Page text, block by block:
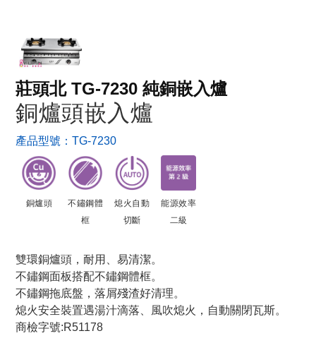
莊頭北 TG-7230 純銅嵌入爐
銅爐頭嵌入爐
產品型號：TG-7230
銅爐頭
不鏽鋼體
框
熄火自動
切斷
能源效率
二級
雙環銅爐頭，耐用、易清潔。
不鏽鋼面板搭配不鏽鋼體框。
不鏽鋼拖底盤，落屑殘渣好清理。
熄火安全裝置遇湯汁滴落、風吹熄火，自動關閉瓦斯。
商檢字號:R51178